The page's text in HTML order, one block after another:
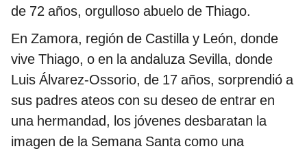
de 72 años, orgulloso abuelo de Thiago.
En Zamora, región de Castilla y León, donde
vive Thiago, o en la andaluza Sevilla, donde
Luis Álvarez-Ossorio, de 17 años, sorprendió a
sus padres ateos con su deseo de entrar en
una hermandad, los jóvenes desbaratan la
imagen de la Semana Santa como una